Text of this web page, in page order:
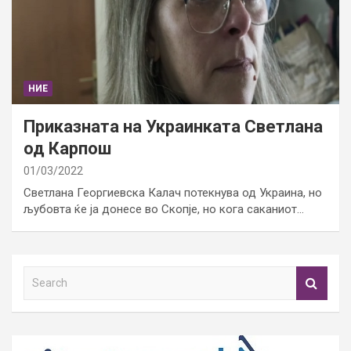
НИЕ
Приказната на Украинката Светлана
од Карпош
01/03/2022
Светлана Георгиевска Калач потекнува од Украина, но
љубовта ќе ја донесе во Скопје, но кога саканиот…